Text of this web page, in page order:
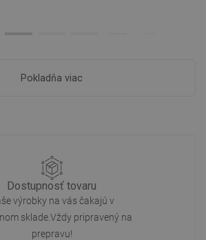
Pokladňa viac
Dostupnosť tovaru
výrobky na vás čakajú v
sklade.Vždy pripravený na
prepravu!